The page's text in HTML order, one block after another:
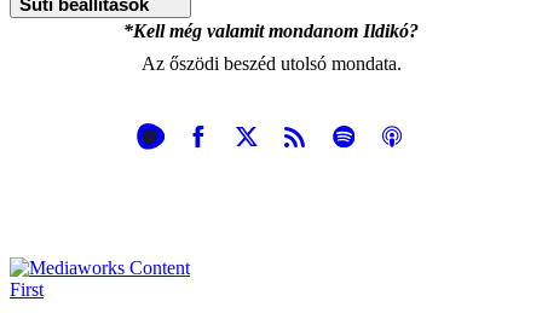
Süti beállítások
*Kell még valamit mondanom Ildikó?
Az őszödi beszéd utolsó mondata.